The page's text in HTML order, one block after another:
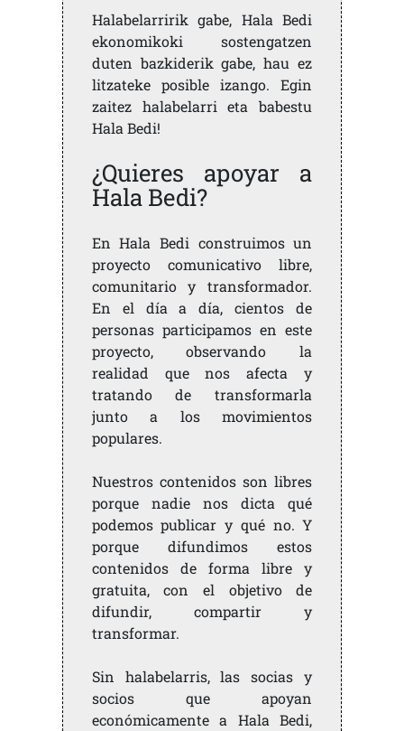
Halabelarririk gabe, Hala Bedi
ekonomikoki sostengatzen
duten bazkiderik gabe, hau ez
litzateke posible izango. Egin
zaitez halabelarri eta babestu
Hala Bedi!
¿Quieres apoyar a
Hala Bedi?
En Hala Bedi construimos un
proyecto comunicativo libre,
comunitario y transformador.
En el día a día, cientos de
personas participamos en este
proyecto, observando la
realidad que nos afecta y
tratando de transformarla
junto a los movimientos
populares.
Nuestros contenidos son libres
porque nadie nos dicta qué
podemos publicar y qué no. Y
porque difundimos estos
contenidos de forma libre y
gratuita, con el objetivo de
difundir, compartir y
transformar.
Sin halabelarris, las socias y
socios que apoyan
económicamente a Hala Bedi,